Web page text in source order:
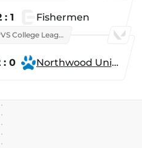
: 1 Fishermen
PlayVS College League 2025: Fall
: 0 Northwood University